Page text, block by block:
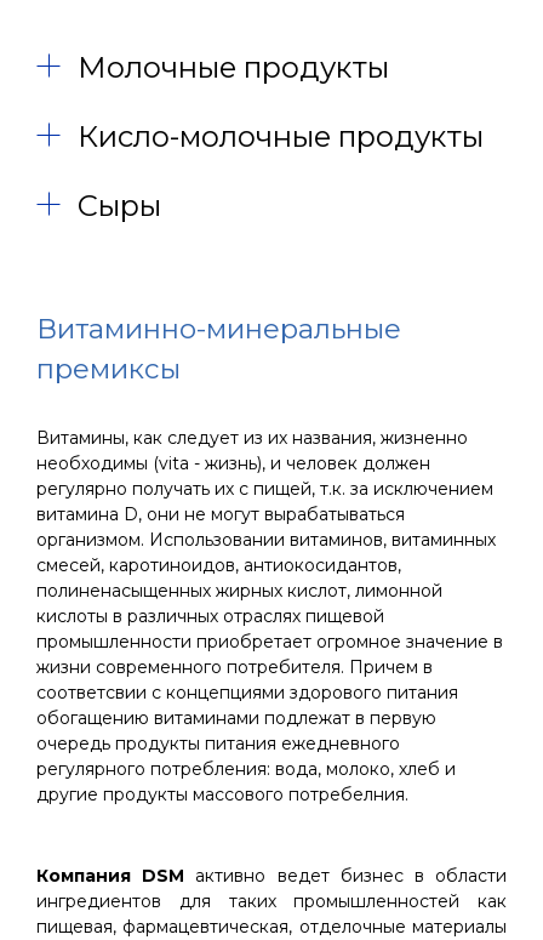
Молочные продукты
Кисло-молочные продукты
Сыры
Витаминно-минеральные
премиксы
Витамины, как следует из их названия, жизненно
необходимы (vita - жизнь), и человек должен
регулярно получать их с пищей, т.к. за исключением
витамина D, они не могут вырабатываться
организмом. Использовании витаминов, витаминных
смесей, каротиноидов, антиокосидантов,
полиненасыщенных жирных кислот, лимонной
кислоты в различных отраслях пищевой
промышленности приобретает огромное значение в
жизни современного потребителя. Причем в
соответсвии с концепциями здорового питания
обогащению витаминами подлежат в первую
очередь продукты питания ежедневного
регулярного потребления: вода, молоко, хлеб и
другие продукты массового потребелния.
Компания DSM активно ведет бизнес в области
ингредиентов для таких промышленностей как
пищевая, фармацевтическая, отделочные материалы